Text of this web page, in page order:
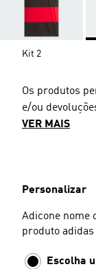
Kit 2
Os produtos
e/ou
VER MAIS
Personalizar
Adicone nome
produto
Escolha